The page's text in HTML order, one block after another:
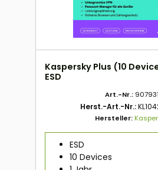
Kaspersky Plus (10
ESD
Art.-Nr.: 907931
Herst.-Art.-Nr.:
Hersteller:
ESD
10 Devices